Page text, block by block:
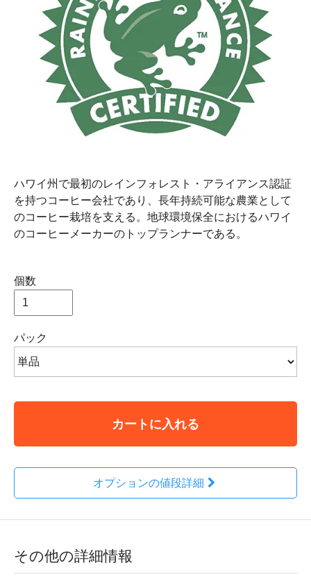
ハワイ州で最初のレインフォレスト・アライアンス認証
を持つコーヒー会社であり、長年持続可能な農業として
のコーヒー栽培を支える。地球環境保全におけるハワイ
のコーヒーメーカーのトップランナーである。
個数
パック
カートに入れる
オプションの値段詳細
その他の詳細情報